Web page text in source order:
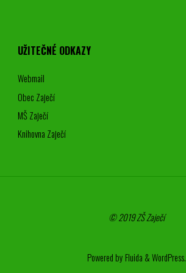
UŽITEČNÉ ODKAZY
Webmail
Obec Zaječí
MŠ Zaječí
Knihovna Zaječí
© 2019 ZŠ Zaječí
Powered by Fluida &WordPress.